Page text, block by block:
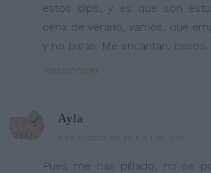
estos dips, y es que son
cena de verano, vamos, que
y no paras. Me encantan, besos.
Responder
Ayla
Pues me has pillado, no se